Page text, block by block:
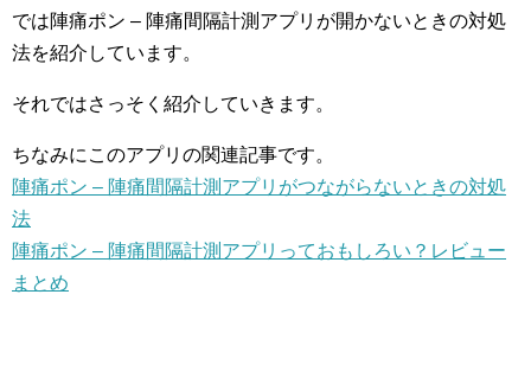
では陣痛ポン – 陣痛間隔計測アプリが開かないときの対処
法を紹介しています。
それではさっそく紹介していきます。
ちなみにこのアプリの関連記事です。
陣痛ポン – 陣痛間隔計測アプリがつながらないときの対処
法
陣痛ポン – 陣痛間隔計測アプリっておもしろい？レビュー
まとめ